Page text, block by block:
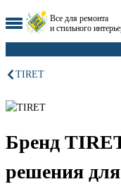
Все для ремонта
и стильного
TIRET
Бренд
решения